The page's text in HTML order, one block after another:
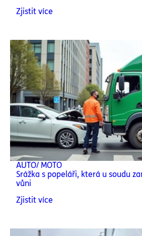
Zjistit více
AUTO/ MOTO
Srážka s popeláři, která u soudu
vůni
Zjistit více